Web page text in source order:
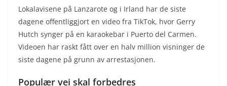
Lokalavisene på Lanzarote og i Irland har de siste
dagene offentliggjort en video fra TikTok, hvor Gerry
Hutch synger på en karaokebar i Puerto del Carmen.
Videoen har raskt fått over en halv million visninger de
siste dagene på grunn av arrestasjonen.
Populær vei skal forbedres